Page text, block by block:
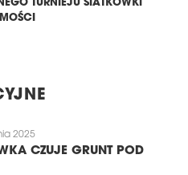
TURNIEJU SIATKÓWKI
2025
CZUJE GRUNT POD